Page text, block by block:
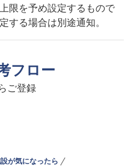
限を予め設定するもので
する場合は別途通知。
フロー
ご登録
が気になったら